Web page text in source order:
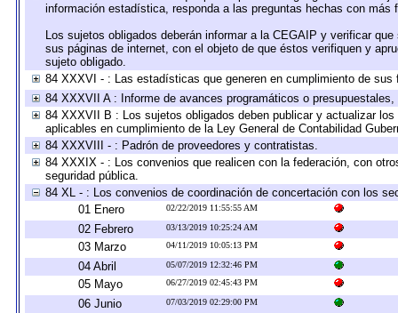
información estadística, responda a las preguntas hechas con más
Los sujetos obligados deberán informar a la CEGAIP y verificar
sus páginas de internet, con el objeto de que éstos verifiquen y
sujeto obligado.
84 XXXVI - : Las estadísticas que generen en cumplimiento de
84 XXXVII A : Informe de avances programáticos o
84 XXXVII B : Los sujetos obligados deben publicar y actualizar
aplicables en cumplimiento de la Ley General de Contabilidad
84 XXXVIII - : Padrón de proveedores y contratistas.
84 XXXIX - : Los convenios que realicen con la federación, con
seguridad pública.
84 XL - : Los convenios de coordinación de concertación con los
01 Enero
02/22/2019 11:55:55 AM
02 Febrero 03/13/2019 10:25:24 AM
03 Marzo 04/11/2019 10:05:13 PM
04 Abril 05/07/2019 12:32:46 PM
05 Mayo 06/27/2019 02:45:43 PM
06 Junio 07/03/2019 02:29:00 PM